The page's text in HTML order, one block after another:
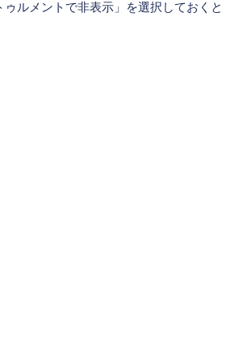
ルメントで非表示」を選択しておくと